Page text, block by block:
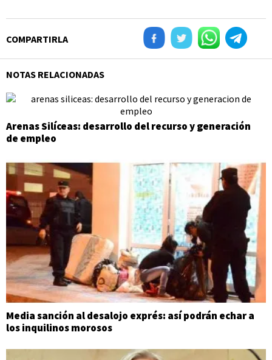
COMPARTIRLA
NOTAS RELACIONADAS
Arenas Silíceas: desarrollo del recurso y generación
de empleo
Media sanción al desalojo exprés: así podrán echar a
los inquilinos morosos